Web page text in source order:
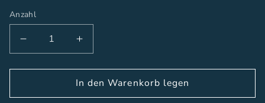
Anzahl
Verringere
die
Menge
Trinkschokolade
Erhöhe
die
Menge
für
Trinkschokolade
In den Warenkorb legen